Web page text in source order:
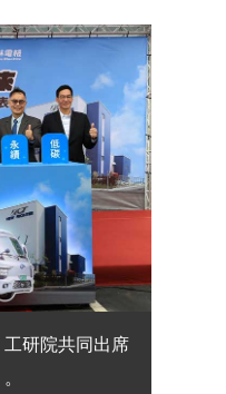
研院共同出席